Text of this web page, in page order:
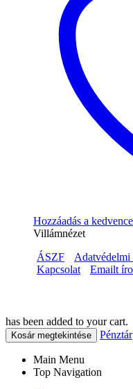
Hozzáadás a
Villámnézet
ÁSZF
Adatvédelmi
Kapcsolat
Emailt
has been added to your cart.
Kosár megtekintése Pénztár
Main Menu
Top Navigation